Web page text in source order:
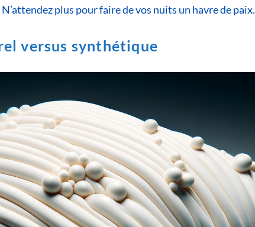
plus pour faire de vos nuits un havre de paix.
versus synthétique